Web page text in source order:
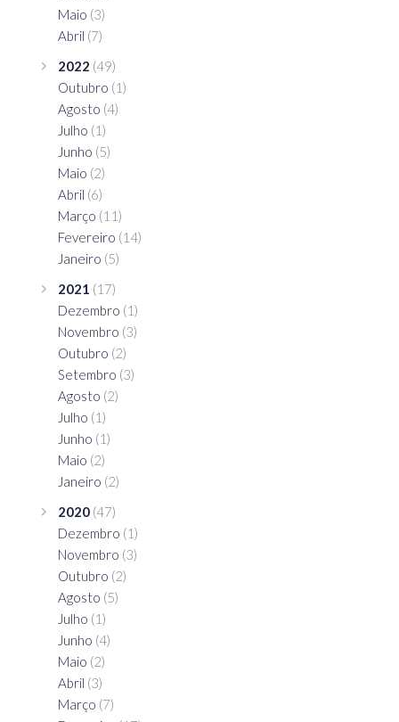
Maio (3)
Abril (7)
2022 (49)
Outubro (1)
Agosto (4)
Julho (1)
Junho (5)
Maio (2)
Abril (6)
Março (11)
Fevereiro (14)
Janeiro (5)
2021 (17)
Dezembro (1)
Novembro (3)
Outubro (2)
Setembro (3)
Agosto (2)
Julho (1)
Junho (1)
Maio (2)
Janeiro (2)
2020 (47)
Dezembro (1)
Novembro (3)
Outubro (2)
Agosto (5)
Julho (1)
Junho (4)
Maio (2)
Abril (3)
Março (7)